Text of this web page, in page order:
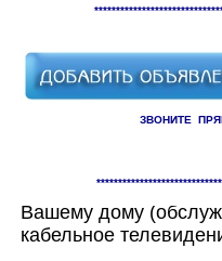
ЗВОНИТЕ
Здесь Вы сможете
компаниях,
Вашему дому
кабельное